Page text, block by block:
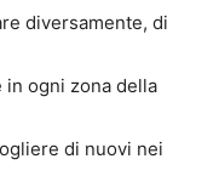
diversamente, di
ogni zona della
di nuovi nei